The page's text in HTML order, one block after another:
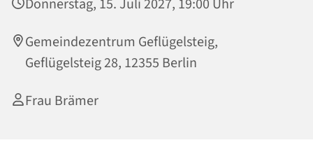
Donnerstag, 15. Juli 2027, 19:00 Uhr
Gemeindezentrum Geflügelsteig,
Geflügelsteig 28, 12355 Berlin
Frau Brämer